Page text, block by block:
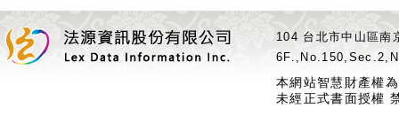
104 台北市中山區
本網站智慧財產權
未經正式書面授權